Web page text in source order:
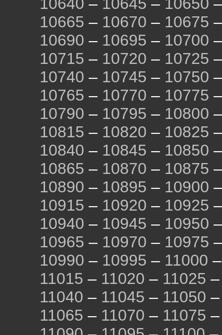
10640 – 10645 – 10650
10665 – 10670 – 10675
10690 – 10695 – 10700
10715 – 10720 – 10725
10740 – 10745 – 10750
10765 – 10770 – 10775
10790 – 10795 – 10800
10815 – 10820 – 10825
10840 – 10845 – 10850
10865 – 10870 – 10875
10890 – 10895 – 10900
10915 – 10920 – 10925
10940 – 10945 – 10950
10965 – 10970 – 10975
10990 – 10995 – 11000
11015 – 11020 – 11025
11040 – 11045 – 11050
11065 – 11070 – 11075